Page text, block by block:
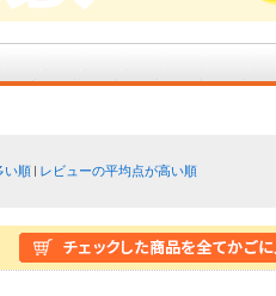
い順
レビューの平均点が高い順